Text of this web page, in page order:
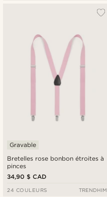
Bretelles rose bonbon étroites à
pinces
Gravable
34,90 $ CAD
24 COULEURS TRENDHIM